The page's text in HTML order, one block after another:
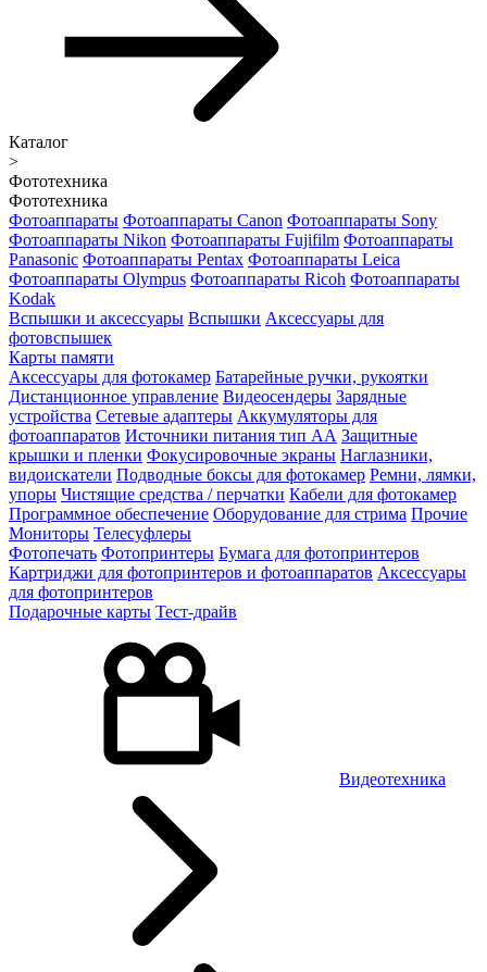
Каталог
>
Фототехника
Фототехника
Фотоаппараты Фотоаппараты Canon Фотоаппараты Sony
Фотоаппараты Nikon Фотоаппараты Fujifilm Фотоаппараты
Panasonic Фотоаппараты Pentax Фотоаппараты Leica
Фотоаппараты Olympus Фотоаппараты Ricoh Фотоаппараты
Kodak
Вспышки и аксессуары Вспышки Аксессуары для
фотовспышек
Карты памяти
Аксессуары для фотокамер Батарейные ручки, рукоятки
Дистанционное управление Видеосендеры Зарядные
устройства Сетевые адаптеры Аккумуляторы для
фотоаппаратов Источники питания тип АА Защитные
крышки и пленки Фокусировочные экраны Наглазники,
видоискатели Подводные боксы для фотокамер Ремни, лямки,
упоры Чистящие средства / перчатки Кабели для фотокамер
Программное обеспечение Оборудование для стрима Прочие
Мониторы Телесуфлеры
Фотопечать Фотопринтеры Бумага для фотопринтеров
Картриджи для фотопринтеров и фотоаппаратов Аксессуары
для фотопринтеров
Подарочные карты Тест-драйв
Видеотехника